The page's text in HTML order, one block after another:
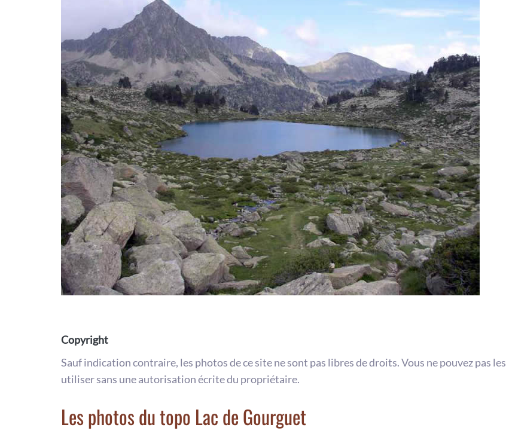
Copyright
Sauf indication contraire, les photos de ce site ne sont pas libres de droits. Vous ne pouvez pas les
utiliser sans une autorisation écrite du propriétaire.
Les photos du topo Lac de Gourguet